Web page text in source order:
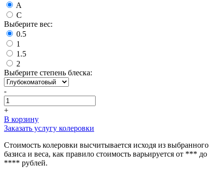
A
C
Выберите вес:
0.5
1
1.5
2
Выберите степень блеска:
-
+
В корзину
Заказать услугу колеровки
Стоимость колеровки высчитывается исходя из выбранного
базиса и веса, как правило стоимость варьируется от *** до
**** рублей.